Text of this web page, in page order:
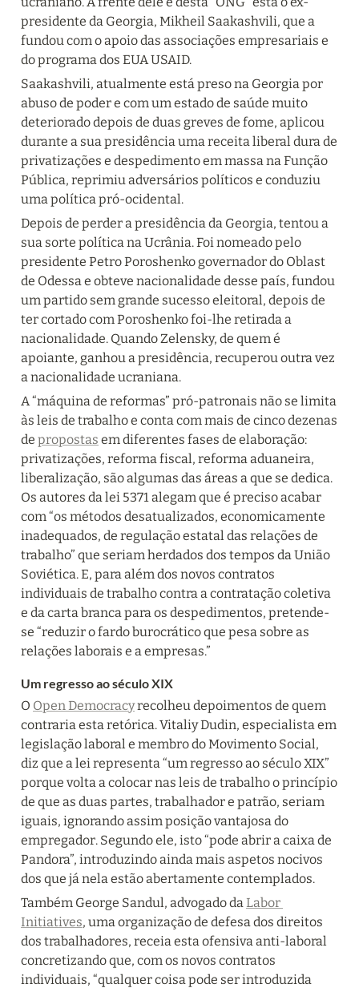
presidente da Georgia, Mikheil Saakashvili, que a
fundou com o apoio das associações empresariais e
do programa dos EUA USAID.
Saakashvili, atualmente está preso na Georgia por
abuso de poder e com um estado de saúde muito
deteriorado depois de duas greves de fome, aplicou
durante a sua presidência uma receita liberal dura de
privatizações e despedimento em massa na Função
Pública, reprimiu adversários políticos e conduziu
uma política pró-ocidental.
Depois de perder a presidência da Georgia, tentou a
sua sorte política na Ucrânia. Foi nomeado pelo
presidente Petro Poroshenko governador do Oblast
de Odessa e obteve nacionalidade desse país, fundou
um partido sem grande sucesso eleitoral, depois de
ter cortado com Poroshenko foi-lhe retirada a
nacionalidade. Quando Zelensky, de quem é
apoiante, ganhou a presidência, recuperou outra vez
a nacionalidade ucraniana.
A “máquina de reformas” pró-patronais não se limita
às leis de trabalho e conta com mais de cinco dezenas
de propostas em diferentes fases de elaboração:
privatizações, reforma fiscal, reforma aduaneira,
liberalização, são algumas das áreas a que se dedica.
Os autores da lei 5371 alegam que é preciso acabar
com “os métodos desatualizados, economicamente
inadequados, de regulação estatal das relações de
trabalho” que seriam herdados dos tempos da União
Soviética. E, para além dos novos contratos
individuais de trabalho contra a contratação coletiva
e da carta branca para os despedimentos, pretende-
se “reduzir o fardo burocrático que pesa sobre as
relações laborais e a empresas.”
Um regresso ao século XIX
O Open Democracy recolheu depoimentos de quem
contraria esta retórica. Vitaliy Dudin, especialista em
legislação laboral e membro do Movimento Social,
diz que a lei representa “um regresso ao século XIX”
porque volta a colocar nas leis de trabalho o princípio
de que as duas partes, trabalhador e patrão, seriam
iguais, ignorando assim posição vantajosa do
empregador. Segundo ele, isto “pode abrir a caixa de
Pandora”, introduzindo ainda mais aspetos nocivos
dos que já nela estão abertamente contemplados.
Também George Sandul, advogado da Labor
Initiatives, uma organização de defesa dos direitos
dos trabalhadores, receia esta ofensiva anti-laboral
concretizando que, com os novos contratos
individuais, “qualquer coisa pode ser introduzida